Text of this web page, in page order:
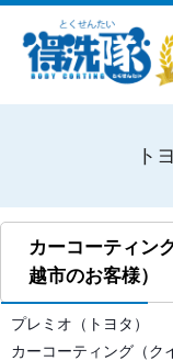
ト
カーコーティン
越市のお客様）
プレミオ（トヨタ）
カーコーティング（ク